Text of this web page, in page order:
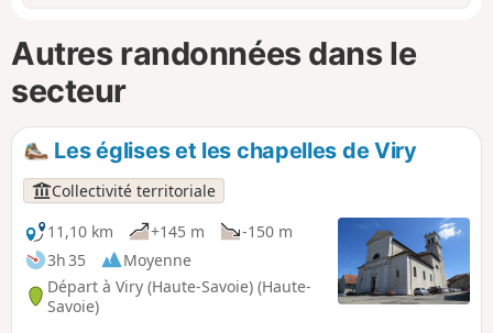
Autres randonnées dans le
secteur
Les églises et les chapelles de Viry
Collectivité territoriale
11,10 km
+145 m
-150 m
3h 35
Moyenne
Départ à Viry (Haute-Savoie) (Haute-
Savoie)